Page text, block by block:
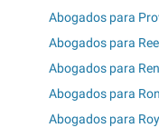
Abogados para
Abogados para
Abogados para
Abogados para
Abogados para